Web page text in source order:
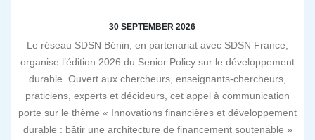
30 SEPTEMBER 2026
Le réseau SDSN Bénin, en partenariat avec SDSN France,
organise l’édition 2026 du Senior Policy sur le développement
durable. Ouvert aux chercheurs, enseignants-chercheurs,
praticiens, experts et décideurs, cet appel à communication
porte sur le thème « Innovations financières et développement
durable : bâtir une architecture de financement soutenable »